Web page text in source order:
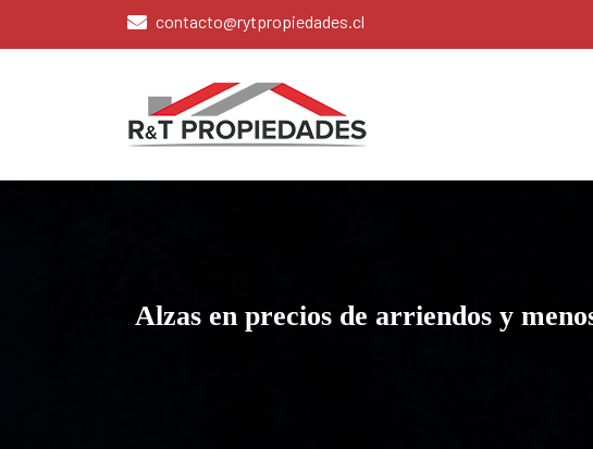
contacto@rytpropiedades.cl
9 9918 1949 - 9 7860 0250 - 9 4085 0742
RyT Propiedades
Alzas en precios de arriendos y